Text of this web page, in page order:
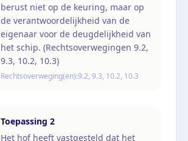
berust niet op de keuring, maar op
de verantwoordelijkheid van de
eigenaar voor de deugdelijkheid van
het schip. (Rechtsoverwegingen 9.2,
9.3, 10.2, 10.3)
Rechtsoverweging(en):9.2, 9.3, 10.2, 10.3
Toepassing 2
Het hof heeft vastgesteld dat het